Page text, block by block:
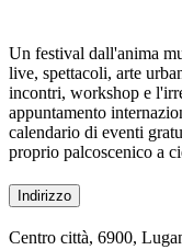
Un festival dall'anima
live, spettacoli, arte
incontri, workshop e
appuntamento
calendario di eventi
proprio palcoscenico a
Indirizzo
Centro città, 6900,